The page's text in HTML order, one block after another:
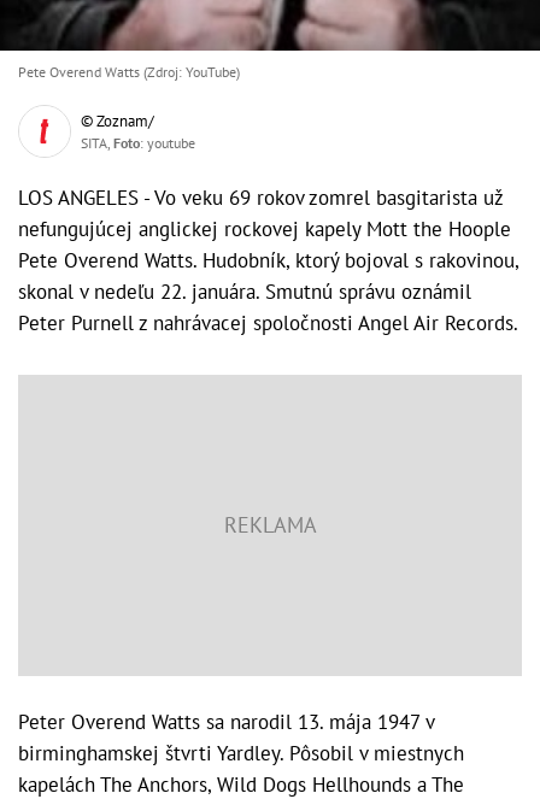
Pete Overend Watts (Zdroj: YouTube)
© Zoznam/
SITA, Foto: youtube
LOS ANGELES - Vo veku 69 rokov zomrel basgitarista už
nefungujúcej anglickej rockovej kapely Mott the Hoople
Pete Overend Watts. Hudobník, ktorý bojoval s rakovinou,
skonal v nedeľu 22. januára. Smutnú správu oznámil
Peter Purnell z nahrávacej spoločnosti Angel Air Records.
Peter Overend Watts sa narodil 13. mája 1947 v
birminghamskej štvrti Yardley. Pôsobil v miestnych
kapelách The Anchors, Wild Dogs Hellhounds a The